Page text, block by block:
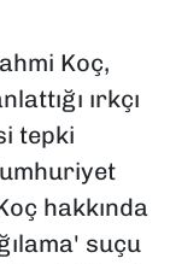
Koç,
ırkçı
tepki
hakkında
suçu